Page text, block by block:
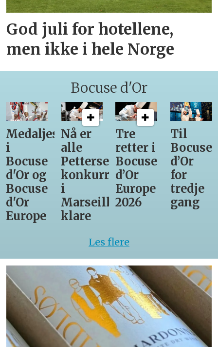
God juli for hotellene,
men ikke i hele Norge
Bocuse d'Or
Medaljestatistikk
i
Bocuse
d'Or og
Bocuse
d'Or
Europe
Nå er
alle
Pettersens
konkurrenter
i
Marseille
klare
Tre
retter i
Bocuse
d’Or
Europe
2026
Til
Bocuse
d’Or
for
tredje
gang
Les flere